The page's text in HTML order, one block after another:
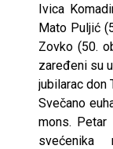
Ivica
Mato Puljić
Zovko (50.
zaređeni su
jubilarac don
Svečano
mons.